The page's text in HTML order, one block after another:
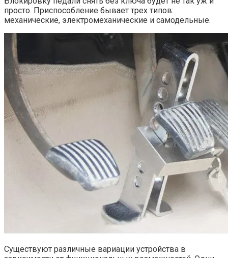
просто. Приспособление бывает трех типов:
механические, электромеханические и самодельные.
Существуют различные вариации устройства в